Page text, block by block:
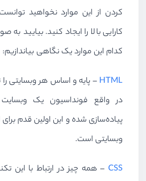
کردن از این موارد نخواهید
کارایی بالا را ایجاد کنید. بیایید
کدام این موارد یک نگاهی بیاندازیم:
HTML– پایه و اساس هر وبسایتی
در واقع فونداسیون یک
پیاده‌سازی شده و این اولین قدم
وبسایتی است.
CSS – همه چیز در ارتباط با این